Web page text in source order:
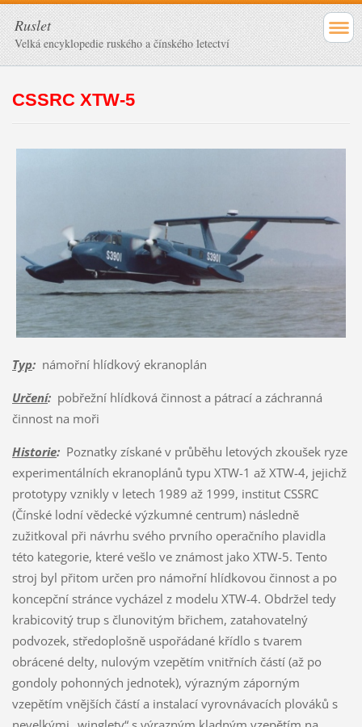
Ruslet
Velká encyklopedie ruského a čínského letectví
CSSRC XTW-5
Typ:námořní hlídkový ekranoplán
Určení:pobřežní hlídková činnost a pátrací a záchranná
činnost na moři
Historie:Poznatky získané v průběhu letových zkoušek ryze
experimentálních ekranoplánů typu XTW-1 až XTW-4, jejichž
prototypy vznikly v letech 1989 až 1999, institut CSSRC
(Čínské lodní vědecké výzkumné centrum) následně
zužitkoval při návrhu svého prvního operačního plavidla
této kategorie, které vešlo ve známost jako XTW-5. Tento
stroj byl přitom určen pro námořní hlídkovou činnost a po
koncepční stránce vycházel z modelu XTW-4. Obdržel tedy
krabicovitý trup s člunovitým břichem, zatahovatelný
podvozek, středoplošně uspořádané křídlo s tvarem
obrácené delty, nulovým vzepětím vnitřních částí (až po
gondoly pohonných jednotek), výrazným záporným
vzepětím vnějších částí a instalací vyrovnávacích plováků s